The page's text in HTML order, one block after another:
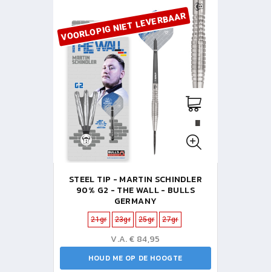
VOORLOPIG NIET LEVERBAAR
STEEL TIP - MARTIN SCHINDLER
90% G2 - THE WALL - BULLS
GERMANY
21gr 23gr 25gr 27gr
V.A. € 84,95
HOUD ME OP DE HOOGTE